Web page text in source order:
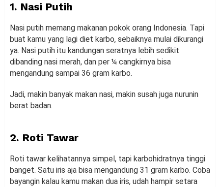
1. Nasi Putih
Nasi putih memang makanan pokok orang Indonesia. Tapi
buat kamu yang lagi diet karbo, sebaiknya mulai dikurangi
ya. Nasi putih itu kandungan seratnya lebih sedikit
dibanding nasi merah, dan per ¼ cangkirnya bisa
mengandung sampai 36 gram karbo.
Jadi, makin banyak makan nasi, makin susah juga nurunin
berat badan.
2. Roti Tawar
Roti tawar kelihatannya simpel, tapi karbohidratnya tinggi
banget. Satu iris aja bisa mengandung 31 gram karbo. Coba
bayangin kalau kamu makan dua iris, udah hampir setara